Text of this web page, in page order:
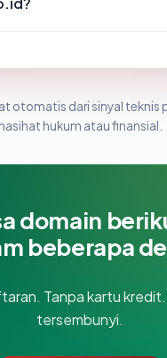
otomatis dari sinyal teknis
nasihat hukum atau finansial.
domain
beberapa
Tanpa kartu
tersembunyi.